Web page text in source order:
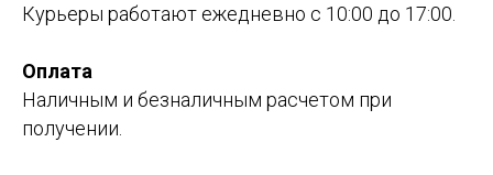
Курьеры работают ежедневно с 10:00 до 17:00.
Оплата
Наличным и безналичным расчетом при
получении.